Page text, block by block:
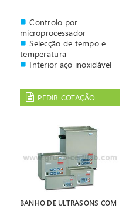
Controlo por
microprocessador
Selecção de tempo e
temperatura
Interior aço inoxidável
PEDIR COTAÇÃO
BANHO DE ULTRASONS COM